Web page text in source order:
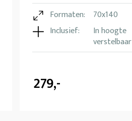
Formaten:
70x140
Inclusief:
In hoogte
verstelbaar
279,-